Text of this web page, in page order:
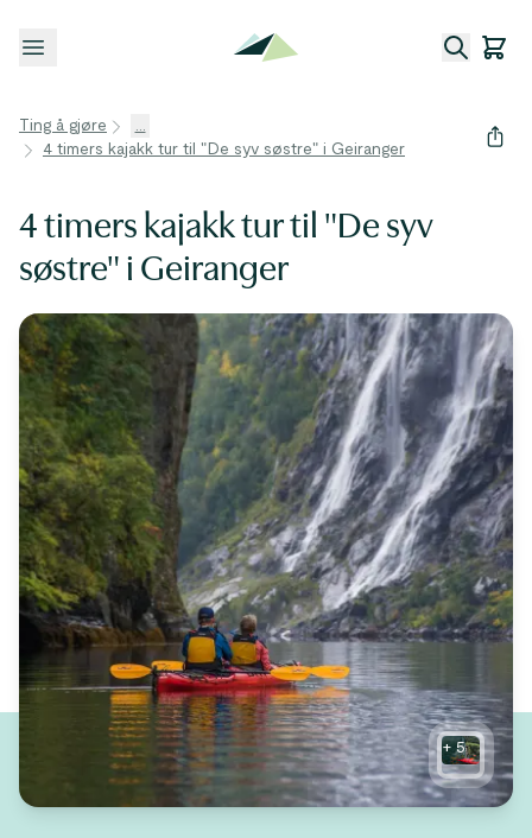
Åpne meny
Ting å gjøre
...
4 timers kajakk tur til "De syv søstre" i Geiranger
4 timers kajakk tur til "De syv
søstre" i Geiranger
+5